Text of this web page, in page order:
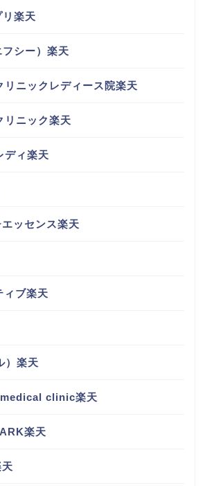
楽天
シー）楽天
リニックレディース院楽天
リニック楽天
ディ楽天
ッセンス楽天
ィブ楽天
）楽天
clinic楽天
楽天